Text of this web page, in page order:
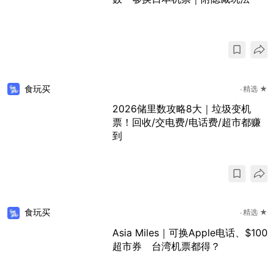
食玩买 精选 ★
2026储里数攻略8大｜垃圾变机
票！回收/交电费/电话费/超市都赚
到
食玩买 精选 ★
Asia Miles｜可换Apple电话、$100
超市券 台湾机票都得？